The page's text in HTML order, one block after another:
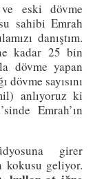
eski dövme
sahibi Emrah
danıştım.
kadar 25 bin
dövme yapan
dövme sayısını
anlıyoruz ki
Emrah’ın
girer
kokusu geliyor.